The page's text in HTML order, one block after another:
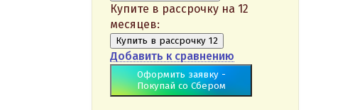
Купите в рассрочку на 12
месяцев:
Купить в рассрочку 12
Добавить к сравнению
Оформить заявку -
Покупай со Сбером